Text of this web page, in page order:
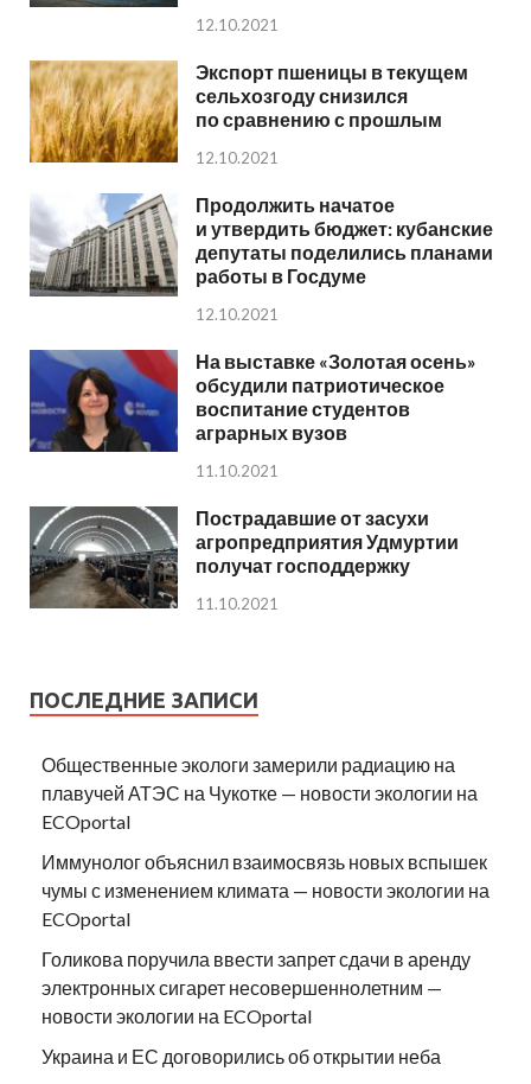
12.10.2021
Экспорт пшеницы в текущем
сельхозгоду снизился
по сравнению с прошлым
12.10.2021
Продолжить начатое
и утвердить бюджет: кубанские
депутаты поделились планами
работы в Госдуме
12.10.2021
На выставке «Золотая осень»
обсудили патриотическое
воспитание студентов
аграрных вузов
11.10.2021
Пострадавшие от засухи
агропредприятия Удмуртии
получат господдержку
11.10.2021
ПОСЛЕДНИЕ ЗАПИСИ
Общественные экологи замерили радиацию на
плавучей АТЭС на Чукотке — новости экологии на
ECOportal
Иммунолог объяснил взаимосвязь новых вспышек
чумы с изменением климата — новости экологии на
ECOportal
Голикова поручила ввести запрет сдачи в аренду
электронных сигарет несовершеннолетним —
новости экологии на ECOportal
Украина и ЕС договорились об открытии неба